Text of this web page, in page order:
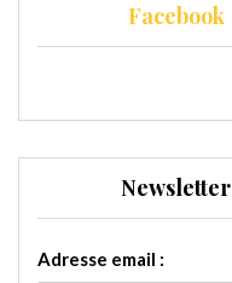
Facebook
Newsletter
Adresse email :